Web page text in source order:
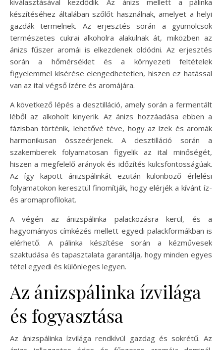
készítéséhez általában szőlőt használnak, amelyet a helyi
gazdák termelnek. Az erjesztés során a gyümölcsök
természetes cukrai alkoholra alakulnak át, miközben az
ánizs fűszer aromái is elkezdenek oldódni. Az erjesztés
során a hőmérséklet és a környezeti feltételek
figyelemmel kísérése elengedhetetlen, hiszen ez hatással
van az ital végső ízére és aromájára.
A következő lépés a desztilláció, amely során a fermentált
léből az alkoholt kinyerik. Az ánizs hozzáadása ebben a
fázisban történik, lehetővé téve, hogy az ízek és aromák
harmonikusan összeérjenek. A desztilláció során a
szakemberek folyamatosan figyelik az ital minőségét,
hiszen a megfelelő arányok és időzítés kulcsfontosságúak.
Az így kapott ánizspálinkát ezután különböző érlelési
folyamatokon keresztül finomítják, hogy elérjék a kívánt íz-
és aromaprofilokat.
A végén az ánizspálinka palackozásra kerül, és a
hagyományos címkézés mellett egyedi palackformákban is
elérhető. A pálinka készítése során a kézművesek
szaktudása és tapasztalata garantálja, hogy minden egyes
tétel egyedi és különleges legyen.
Az ánizspálinka ízvilága
és fogyasztása
Az ánizspálinka ízvilága rendkívül gazdag és sokrétű. Az